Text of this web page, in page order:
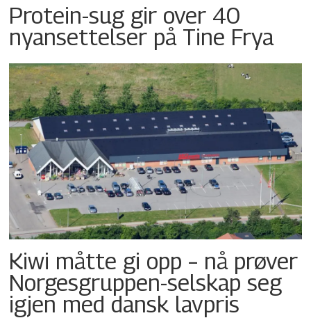
Protein-sug gir over 40
nyansettelser på Tine Frya
Kiwi måtte gi opp – nå prøver
Norgesgruppen-selskap seg
igjen med dansk lavpris